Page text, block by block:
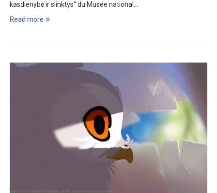
kasdienybė ir slinktys“ du Musée national…
Read more